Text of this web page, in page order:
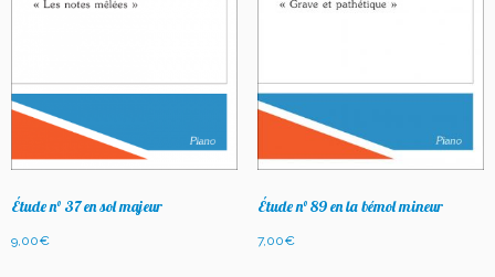
Étude n° 37 en sol majeur
9,00€
Étude n° 89 en la bémol mineur
7,00€